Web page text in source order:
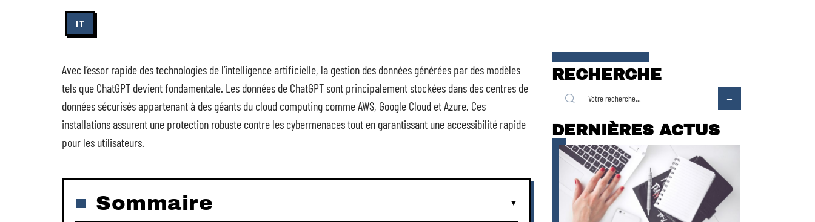
IT
Avec l’essor rapide des technologies de l’intelligence artificielle, la gestion des données générées par des modèles
tels que ChatGPT devient fondamentale. Les données de ChatGPT sont principalement stockées dans des centres de
données sécurisés appartenant à des géants du cloud computing comme AWS, Google Cloud et Azure. Ces
installations assurent une protection robuste contre les cybermenaces tout en garantissant une accessibilité rapide
pour les utilisateurs.
Sommaire
RECHERCHE
DERNIÈRES ACTUS